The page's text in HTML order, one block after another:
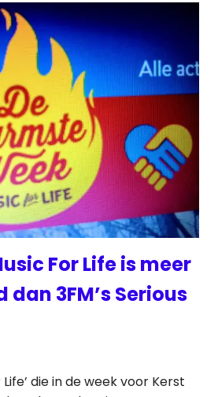
For Life is meer
3FM’s Serious
die in de week voor Kerst